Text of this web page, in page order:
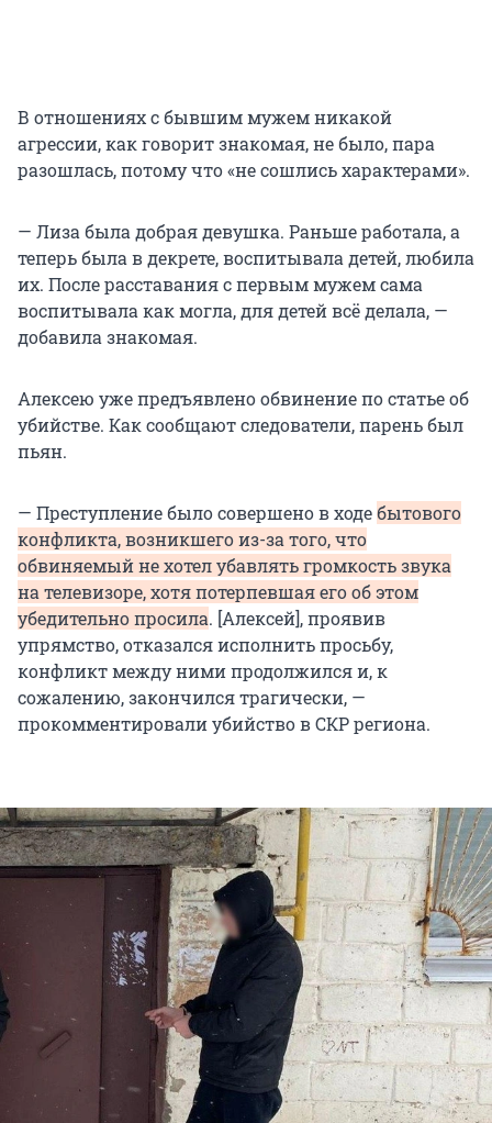
В отношениях с бывшим мужем никакой
агрессии, как говорит знакомая, не было, пара
разошлась, потому что «не сошлись характерами».
— Лиза была добрая девушка. Раньше работала, а
теперь была в декрете, воспитывала детей, любила
их. После расставания с первым мужем сама
воспитывала как могла, для детей всё делала, —
добавила знакомая.
Алексею уже предъявлено обвинение по статье об
убийстве. Как сообщают следователи, парень был
пьян.
— Преступление было совершено в ходебытового
конфликта, возникшего из-за того, что
обвиняемый не хотел убавлять громкость звука
на телевизоре, хотя потерпевшая его об этом
убедительно просила. [Алексей], проявив
упрямство, отказался исполнить просьбу,
конфликт между ними продолжился и, к
сожалению, закончился трагически, —
прокомментировали убийство в СКР региона.